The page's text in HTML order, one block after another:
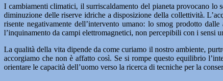
I cambiamenti climatici, il surriscaldamento del pianeta provocano
diminuzione delle riserve idriche a disposizione della collettività.
risente negativamente dell’intervento umano: lo smog prodotto
l’inquinamento da campi elettromagnetici, non percepibili con i sensi
La qualità della vita dipende da come curiamo il nostro ambiente,
accorgiamo che non è affatto così. Se si rompe questo equilibrio
orientare le capacità dell’uomo verso la ricerca di tecniche per la